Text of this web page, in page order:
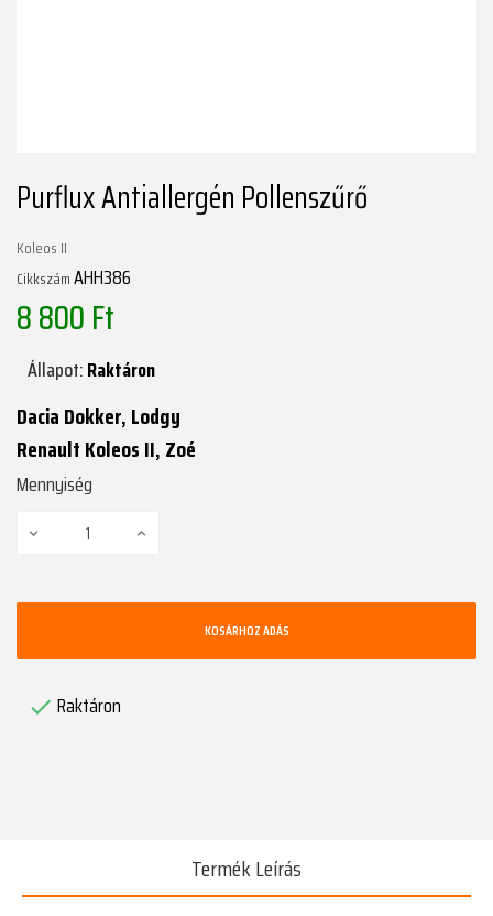
Purflux Antiallergén Pollenszűrő
Koleos II
CikkszámAHH386
8 800 Ft
Állapot:Raktáron
Dacia Dokker, Lodgy
Renault Koleos II, Zoé
Mennyiség
KOSÁRHOZ ADÁS
 Raktáron
Termék Leírás